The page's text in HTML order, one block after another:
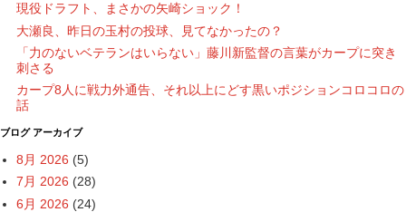
現役ドラフト、まさかの矢崎ショック！
大瀬良、昨日の玉村の投球、見てなかったの？
「力のないベテランはいらない」藤川新監督の言葉がカープに突き
刺さる
カープ8人に戦力外通告、それ以上にどす黒いポジションコロコロの
話
ブログ アーカイブ
8月 2026 (5)
7月 2026 (28)
6月 2026 (24)